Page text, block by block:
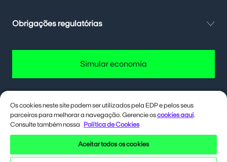
Quer até 40% de desconto na conta
de energia? Deixa eu te contar como.
Obrigações regulatórias
Simular economia
Os cookies neste site podem ser utilizados pela EDP e pelos seus
parceiros para melhorar a navegação. Gerencie oscookies aqui.
Consulte também nossa
Política de Cookies
Aceitar todos os cookies